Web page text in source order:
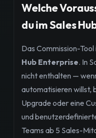
Welche
du im Sales
Das Commission-Tool
Hub Enterprise. In
nicht enthalten —
automatisieren willst,
Upgrade oder eine
und
Teams ab 5 Sales-